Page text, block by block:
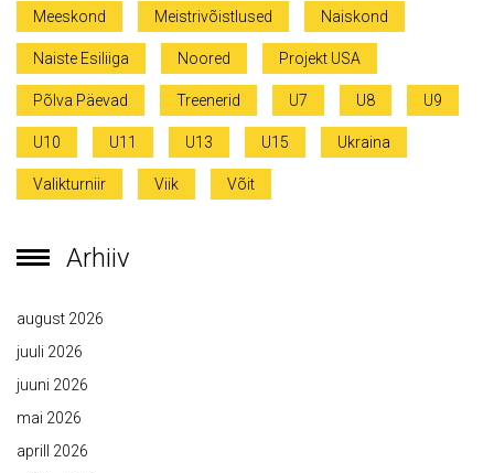
Meeskond Meistrivõistlused Naiskond
Naiste Esiliiga Noored Projekt USA
Põlva Päevad Treenerid U7 U8 U9
U10 U11 U13 U15 Ukraina
Valikturniir Viik Võit
Arhiiv
august 2026
juuli 2026
juuni 2026
mai 2026
aprill 2026